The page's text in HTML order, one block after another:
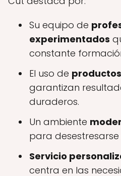
Su equipo de
experimentados
constante
El uso de
garantizan
duraderos.
Un ambiente
para
Servicio
centra en las